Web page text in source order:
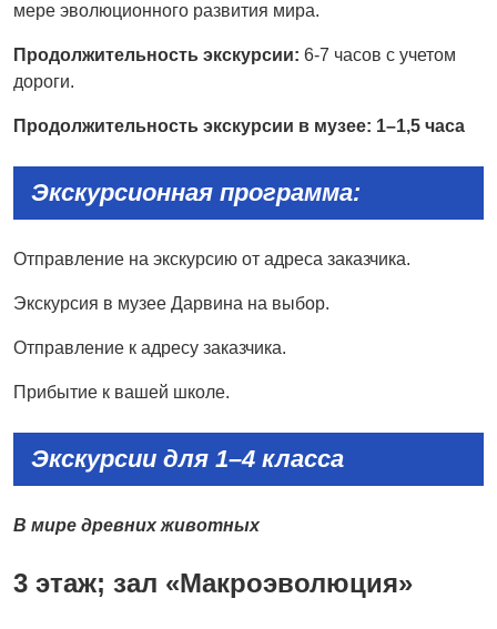
мере эволюционного развития мира.
Продолжительность экскурсии: 6-7 часов с учетом
дороги.
Продолжительность экскурсии в музее: 1–1,5 часа
Экскурсионная программа:
Отправление на экскурсию от адреса заказчика.
Экскурсия в музее Дарвина на выбор.
Отправление к адресу заказчика.
Прибытие к вашей школе.
Экскурсии для 1–4 класса
В мире древних животных
3 этаж; зал «Макроэволюция»